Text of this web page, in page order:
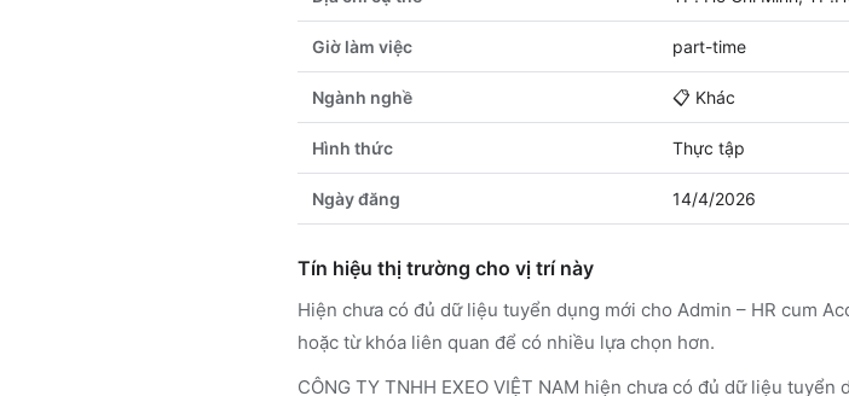
Giờ làm việc part-time
Ngành nghề 📋 Khác
Hình thức Thực tập
Ngày đăng 14/4/2026
Tín hiệu thị trường cho vị trí này
Hiện chưa có đủ dữ liệu tuyển dụng mới cho Admin – HR cum
hoặc từ khóa liên quan để có nhiều lựa chọn hơn.
CÔNG TY TNHH EXEO VIỆT NAM hiện chưa có đủ dữ liệu